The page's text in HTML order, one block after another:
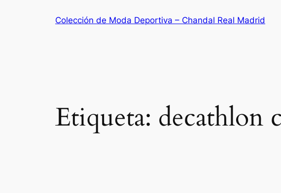
Colección de Moda Deportiva – Chandal Real Madrid
Etiqueta: decathlon